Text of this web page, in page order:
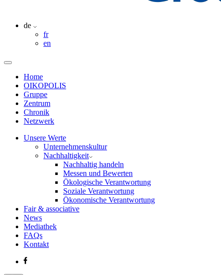
de
fr
en
Home
OIKOPOLIS
Gruppe
Zentrum
Chronik
Netzwerk
Unsere Werte
Unternehmenskultur
Nachhaltigkeit
Nachhaltig handeln
Messen und Bewerten
Ökologische Verantwortung
Soziale Verantwortung
Ökonomische Verantwortung
Fair & associative
News
Mediathek
FAQs
Kontakt